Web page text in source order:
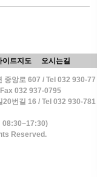
이트지도 오시는길
중앙로 607 / Tel 032 930-77
032 937-0795
20번길 16 / Tel 032 930-781
9891
08:30~17:30)
Reserved.